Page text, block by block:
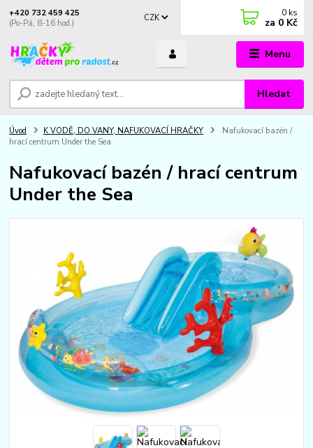
Menu
CZK
Hledat
+420 732 459 425
(Po-Pá, 8-16 hod.)
0 ks
za 0 Kč
Úvod K VODĚ, DO VANY, NAFUKOVACÍ HRAČKY
Nafukovací bazén /
hrací centrum Under the Sea
Nafukovací bazén / hrací centrum
Under the Sea